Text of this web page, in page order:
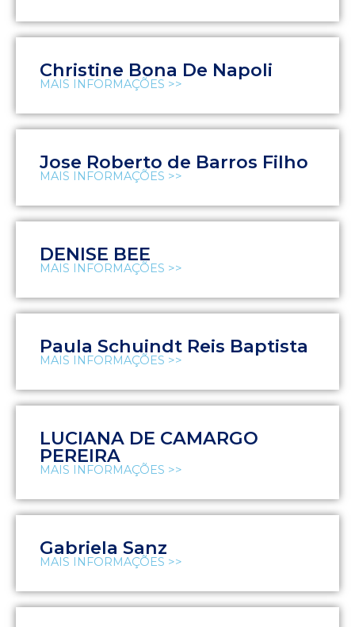
Christine Bona De Napoli
MAIS INFORMAÇÕES >>
Jose Roberto de Barros Filho
MAIS INFORMAÇÕES >>
DENISE BEE
MAIS INFORMAÇÕES >>
Paula Schuindt Reis Baptista
MAIS INFORMAÇÕES >>
LUCIANA DE CAMARGO
PEREIRA
MAIS INFORMAÇÕES >>
Gabriela Sanz
MAIS INFORMAÇÕES >>